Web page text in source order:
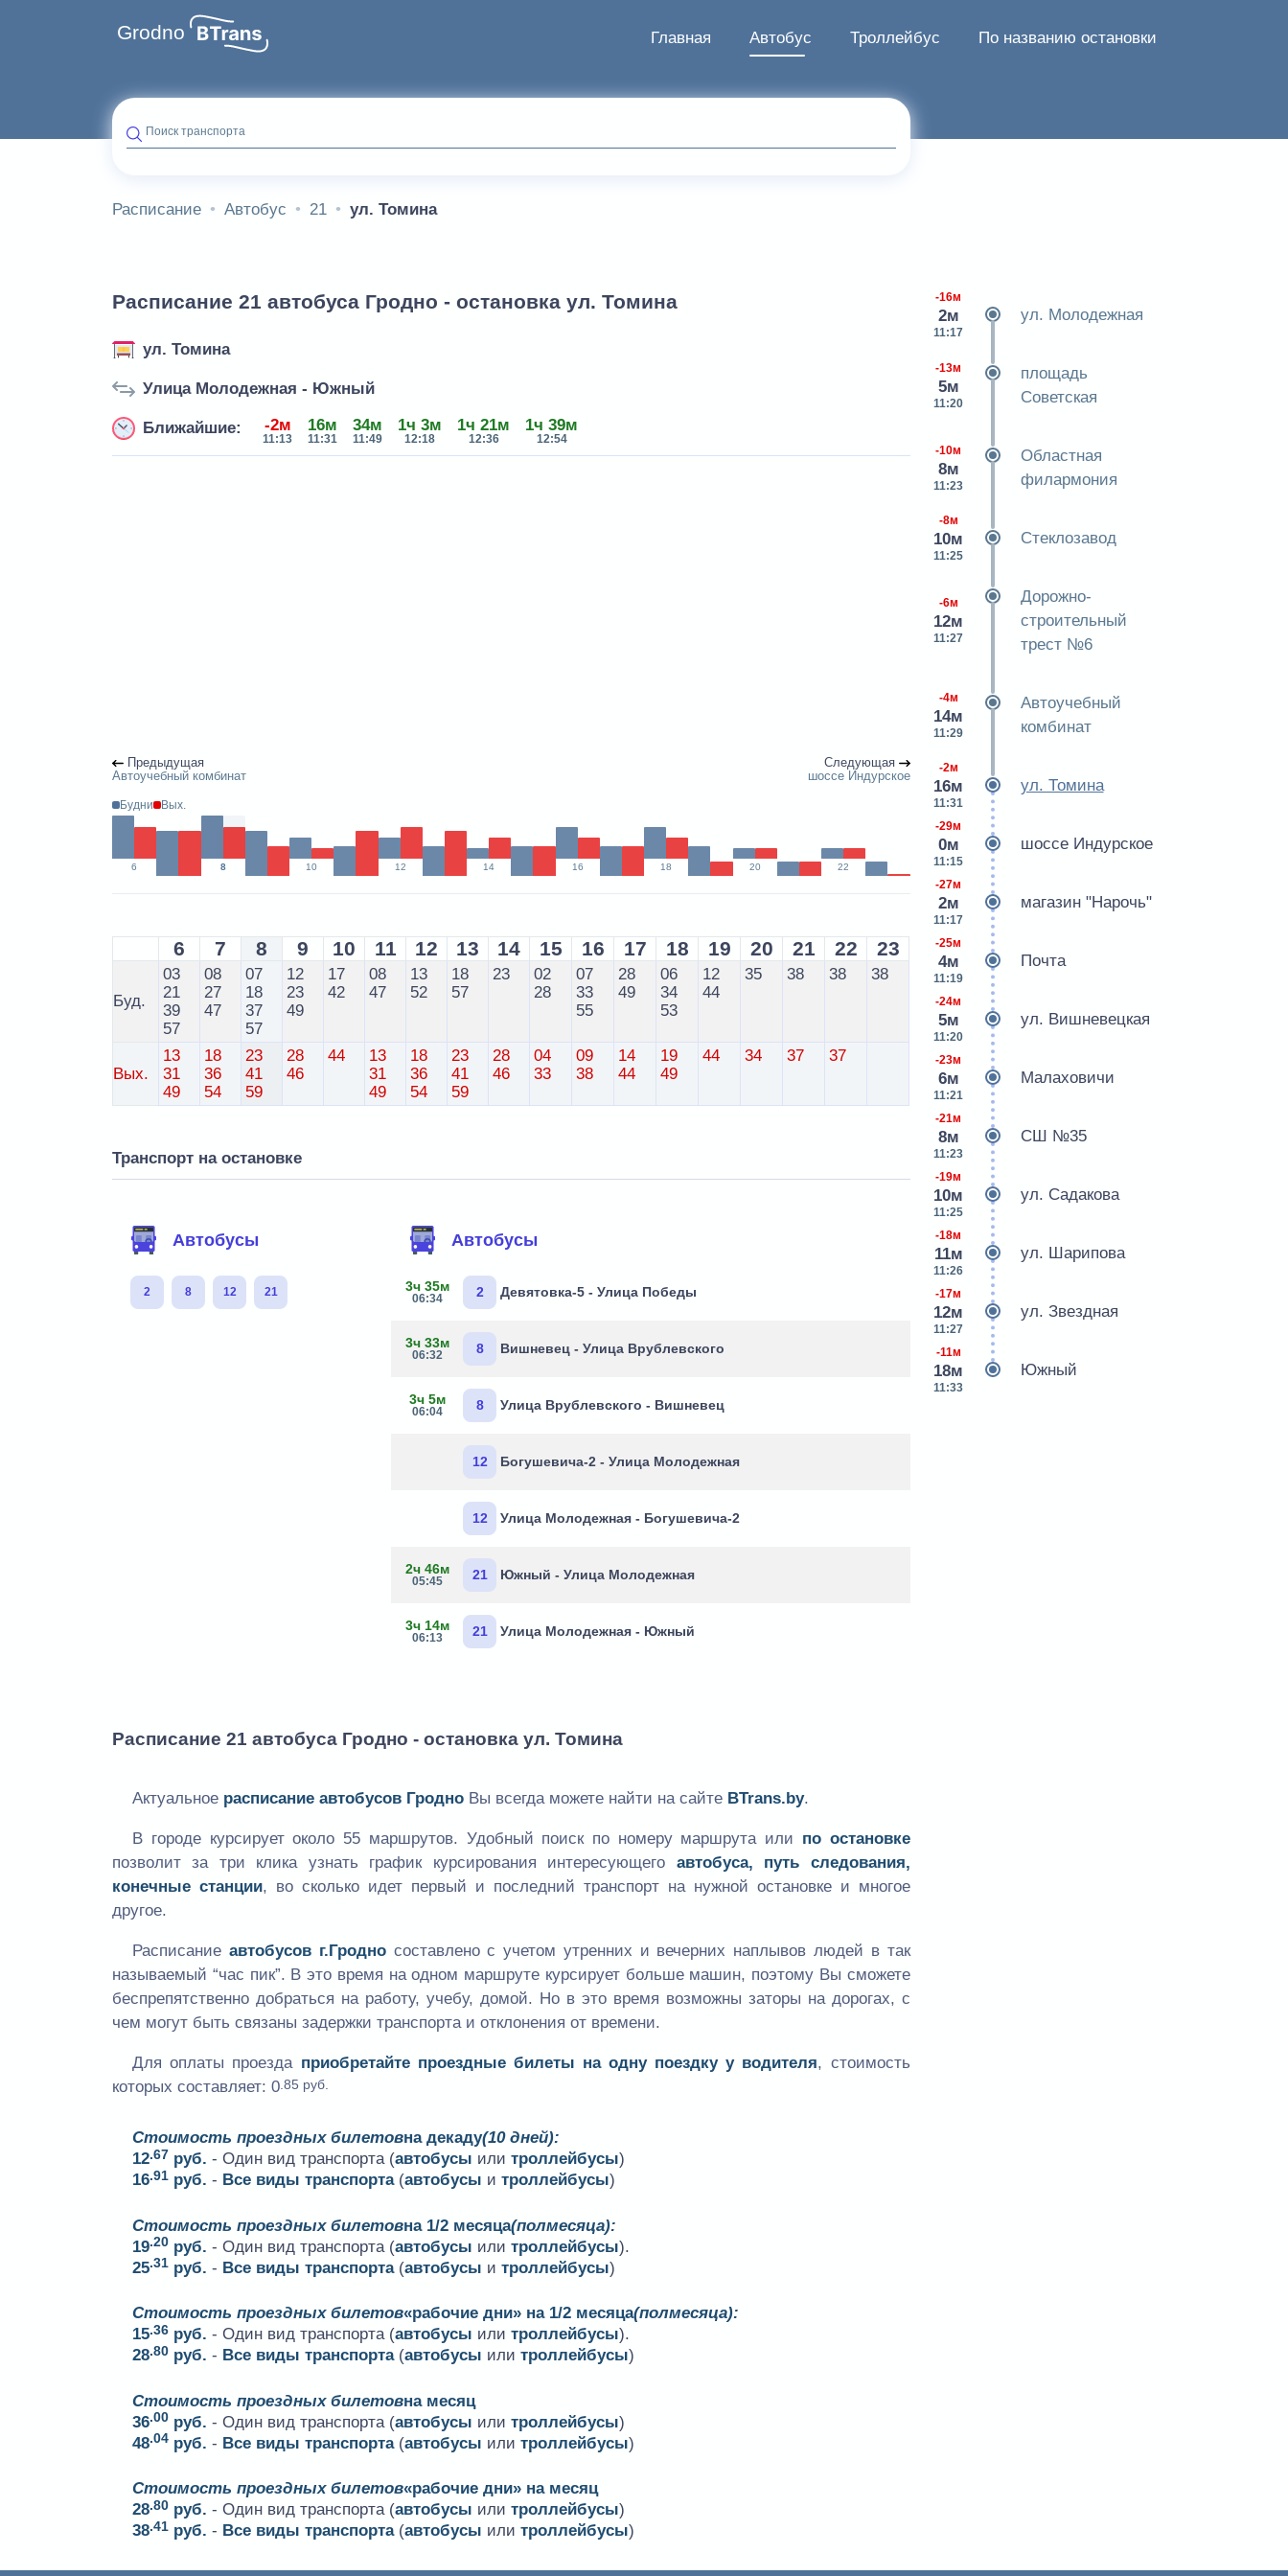
Grodno Главная Автобус Троллейбус По названию остановки
Поиск транспорта
Расписание Автобус 21 ул. Томина
Расписание 21 автобуса Гродно - остановка ул. Томина
ул. Томина
Улица Молодежная - Южный
Ближайшие: -2м
11:13
16м
11:31
34м
11:49
1ч 3м
12:18
1ч 21м
12:36
1ч 39м
12:54
Предыдущая
Автоучебный комбинат
Следующая
шоссе Индурское
Будни Вых.
6 8 10 12 14 16 18 20 22
6 7 8 9 10 11 12 13 14 15 16 17 18 19 20 21 22 23
Буд.
03
21
39
57
08
27
47
07
18
37
57
12
23
49
17
42
08
47
13
52
18
57
23
02
28
07
33
55
28
49
06
34
53
12
44
35 38 38 38
Вых.
13
31
49
18
36
54
23
41
59
28
46
44
13
31
49
18
36
54
23
41
59
28
46
04
33
09
38
14
44
19
49
44 34 37 37
Транспорт на остановке
Автобусы
2 8 12 21
Автобусы
3ч 35м
06:34 2 Девятовка-5 - Улица Победы
3ч 33м
06:32 8 Вишневец - Улица Врублевского
3ч 5м
06:04 8 Улица Врублевского - Вишневец
12 Богушевича-2 - Улица Молодежная
12 Улица Молодежная - Богушевича-2
2ч 46м
05:45 21 Южный - Улица Молодежная
3ч 14м
06:13 21 Улица Молодежная - Южный
Расписание 21 автобуса Гродно - остановка ул. Томина
Актуальное расписание автобусов Гродно Вы всегда можете найти на сайте BTrans.by.
В городе курсирует около 55 маршрутов. Удобный поиск по номеру маршрута или по остановке
позволит за три клика узнать график курсирования интересующего автобуса, путь следования,
конечные станции, во сколько идет первый и последний транспорт на нужной остановке и многое
другое.
Расписаниеавтобусов г.Гродносоставлено с учетом утренних и вечерних наплывов людей в так
называемый “час пик”. В это время на одном маршруте курсирует больше машин, поэтому Вы сможете
беспрепятственно добраться на работу, учебу, домой. Но в это время возможны заторы на дорогах, с
чем могут быть связаны задержки транспорта и отклонения от времени.
Для оплаты проезда приобретайте проездные билеты на одну поездку у водителя, стоимость
которых составляет: 0 .85 руб.
Стоимость проездных билетовна декаду(10 дней):
12.67 руб. - Один вид транспорта (автобусы илитроллейбусы)
16.91 руб. - Все виды транспорта(автобусы итроллейбусы)
Стоимость проездных билетовна 1/2 месяца(полмесяца):
19.20 руб. - Один вид транспорта (автобусы илитроллейбусы).
25.31 руб. - Все виды транспорта(автобусы итроллейбусы)
Стоимость проездных билетов«рабочие дни» на 1/2 месяца(полмесяца):
15.36 руб. - Один вид транспорта (автобусы илитроллейбусы).
28.80 руб. - Все виды транспорта(автобусы илитроллейбусы)
Стоимость проездных билетовна месяц
36.00 руб. - Один вид транспорта (автобусы илитроллейбусы)
48.04 руб. - Все виды транспорта(автобусы илитроллейбусы)
Стоимость проездных билетов«рабочие дни» на месяц
28.80 руб. - Один вид транспорта (автобусы илитроллейбусы)
38.41 руб. - Все виды транспорта(автобусы илитроллейбусы)
-16м
2м
11:17
ул. Молодежная
-13м
5м
11:20
площадь
Советская
-10м
8м
11:23
Областная
филармония
-8м
10м
11:25
Стеклозавод
-6м
12м
11:27
Дорожно-
строительный
трест №6
-4м
14м
11:29
Автоучебный
комбинат
-2м
16м
11:31
ул. Томина
-29м
0м
11:15
шоссе Индурское
-27м
2м
11:17
магазин "Нарочь"
-25м
4м
11:19
Почта
-24м
5м
11:20
ул. Вишневецкая
-23м
6м
11:21
Малаховичи
-21м
8м
11:23
СШ №35
-19м
10м
11:25
ул. Садакова
-18м
11м
11:26
ул. Шарипова
-17м
12м
11:27
ул. Звездная
-11м
18м
11:33
Южный